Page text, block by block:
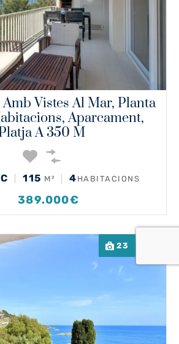
Vistes Al Mar, Planta
Aparcament,
A 350 M
115 M² 4 HABITACIONS
389.000€
23